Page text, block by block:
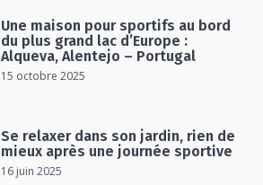
Une maison pour sportifs au bord
du plus grand lac d’Europe :
Alqueva, Alentejo – Portugal
15 octobre 2025
Se relaxer dans son jardin, rien de
mieux après une journée sportive
16 juin 2025